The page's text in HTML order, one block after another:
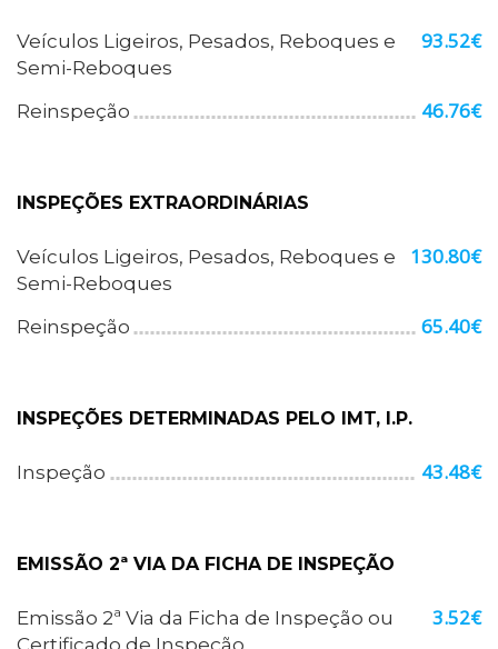
Veículos Ligeiros, Pesados, Reboques e
Semi-Reboques
93.52€
Reinspeção 46.76€
INSPEÇÕES EXTRAORDINÁRIAS
Veículos Ligeiros, Pesados, Reboques e
Semi-Reboques
130.80€
Reinspeção 65.40€
INSPEÇÕES DETERMINADAS PELO IMT, I.P.
Inspeção 43.48€
EMISSÃO 2ª VIA DA FICHA DE INSPEÇÃO
Emissão 2ª Via da Ficha de Inspeção ou
Certificado de Inspeção
3.52€